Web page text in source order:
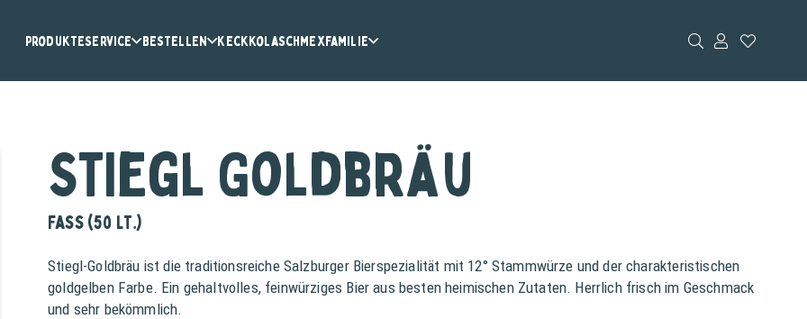
ProdukteService Bestellen KeckKolaSchmexFamilie
Stiegl Goldbräu
Fass (50 lt.)
Stiegl-Goldbräu ist die traditionsreiche Salzburger Bierspezialität mit 12° Stammwürze und der charakteristischen
goldgelben Farbe. Ein gehaltvolles, feinwürziges Bier aus besten heimischen Zutaten. Herrlich frisch im Geschmack
und sehr bekömmlich.